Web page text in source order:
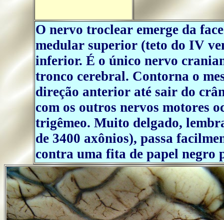
O nervo troclear emerge da
medular superior (teto do IV
inferior. É o único nervo
tronco cerebral. Contorna o
direção anterior até sair do
com os outros nervos motores
trigêmeo. Muito delgado,
de 3400 axônios), passa
contra uma fita de papel